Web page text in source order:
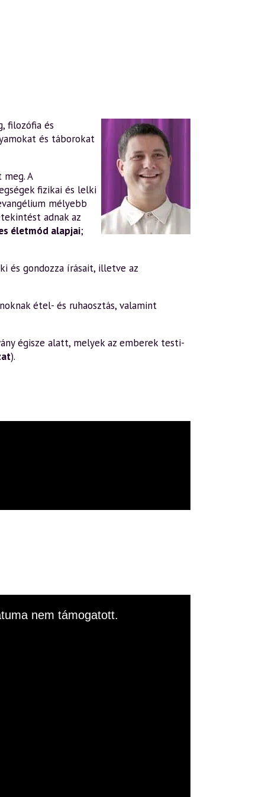
filozófia és
és táborokat
A
fizikai és lelki
mélyebb
adnak az
életmód alapjai;
és gondozza írásait, illetve az
étel- és ruhaosztás, valamint
égisze alatt, melyek az emberek testi-
).
nem támogatott.